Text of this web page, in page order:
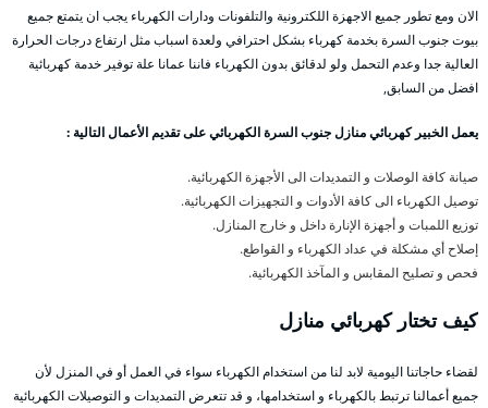
الان ومع تطور جميع الاجهزة اللكترونية والتلفونات ودارات الكهرباء يجب ان يتمتع جميع
بيوت جنوب السرة بخدمة كهرباء بشكل احترافي ولعدة اسباب مثل ارتفاع درجات الحرارة
العالية جدا وعدم التحمل ولو لدقائق بدون الكهرباء فاننا عمانا علة توفير خدمة كهربائية
افضل من السابق,
يعمل الخبير كهربائي منازل جنوب السرة الكهربائي على تقديم الأعمال التالية :
صيانة كافة الوصلات و التمديدات الى الأجهزة الكهربائية.
توصيل الكهرباء الى كافة الأدوات و التجهيزات الكهربائية.
توزيع اللمبات و أجهزة الإنارة داخل و خارج المنازل.
إصلاح أي مشكلة في عداد الكهرباء و القواطع.
فحص و تصليح المقابس و المآخذ الكهربائية.
كيف تختار كهربائي منازل
لقضاء حاجاتنا اليومية لابد لنا من استخدام الكهرباء سواء في العمل أو في المنزل لأن
جميع أعمالنا ترتبط بالكهرباء و استخدامها، و قد تتعرض التمديدات و التوصيلات الكهربائية